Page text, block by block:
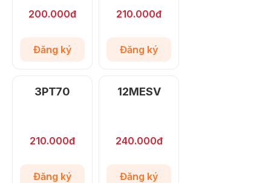
200.000đ
Đăng ký
210.000đ
Đăng ký
3PT70
210.000đ
Đăng ký
12MESV
240.000đ
Đăng ký